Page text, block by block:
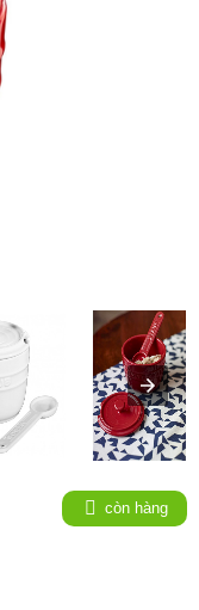
còn hàng